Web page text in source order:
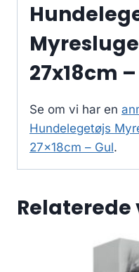
27x18cm
Se om vi har en
Hundelegetøjs
27x18cm – Gul.
Relaterede